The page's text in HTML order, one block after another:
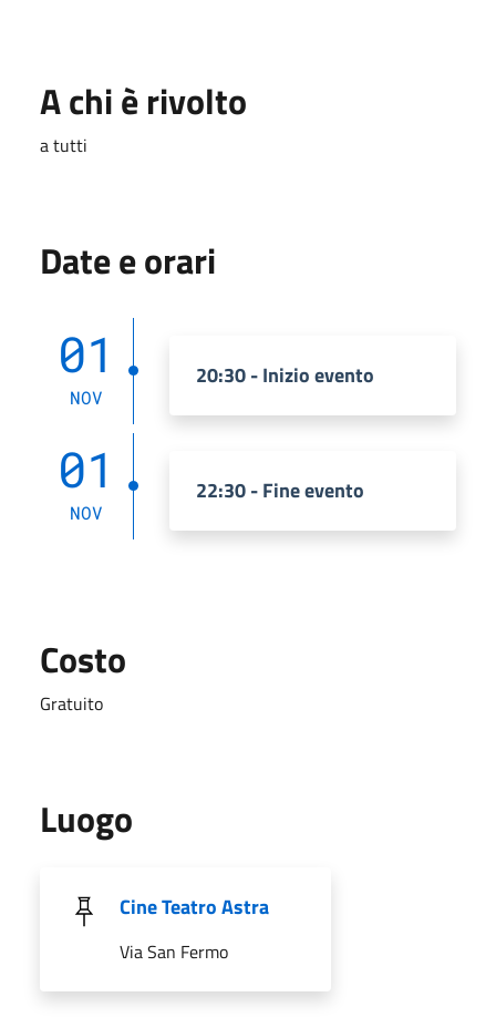
A chi è rivolto
a tutti
Date e orari
01
NOV
20:30 - Inizio evento
01
NOV
22:30 - Fine evento
Costo
Gratuito
Luogo
Cine Teatro Astra
Via San Fermo